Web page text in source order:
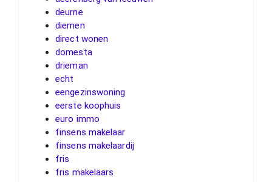
deurne
diemen
direct wonen
domesta
drieman
echt
eengezinswoning
eerste koophuis
euro immo
finsens makelaar
finsens makelaardij
fris
fris makelaars